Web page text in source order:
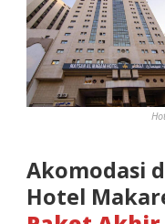
Akomodasi
Hotel